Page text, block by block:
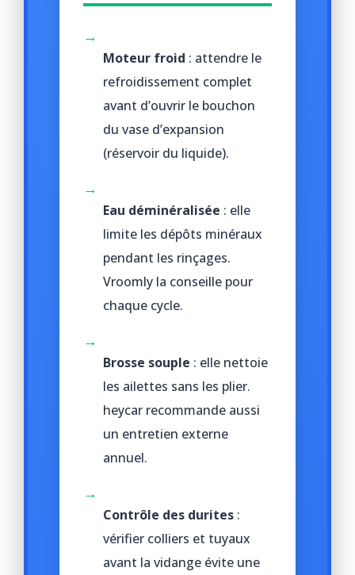
→
Moteur froid : attendre le
refroidissement complet
avant d’ouvrir le bouchon
du vase d’expansion
(réservoir du liquide).
→
Eau déminéralisée : elle
limite les dépôts minéraux
pendant les rinçages.
Vroomly la conseille pour
chaque cycle.
→
Brosse souple : elle nettoie
les ailettes sans les plier.
heycar recommande aussi
un entretien externe
annuel.
→
Contrôle des durites :
vérifier colliers et tuyaux
avant la vidange évite une